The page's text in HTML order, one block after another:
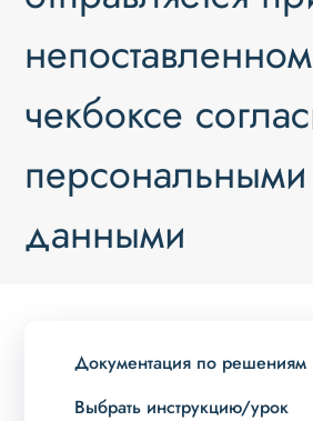
непоставленном
чекбоксе
персональными
данными
Документация по решениям
Выбрать инструкцию/урок